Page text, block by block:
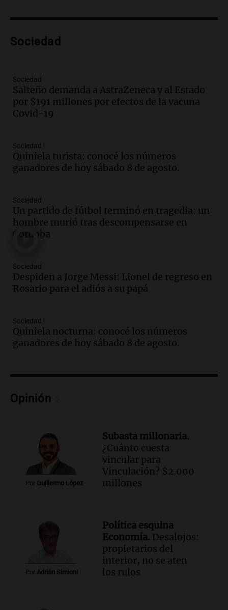
Episodios
metros del río Suquía y retiraron hasta
Episodios
Audio.La historia de la servilleta que
firmó Jorge Messi para el primer
contrato de Leo con Barcelona
Audio.Joan Gaspart: "Sin Jorge, no sé si
Messi hubiera llegado adonde llegó"
Audio.El orgullo y el sueño argentino de
Jorge Messi en una entrevista con Rony
Vargas en 2007
Audio.El abuelo de Agostina Vega, tras
las nuevas detenciones: "En esa casa
Episodios
Audio.Una nutricionista derribó el mito
del desayuno ideal: qué alimentos
Episodios
Audio.Mateo, a los 25 años, lucha
contra el tiempo: necesita un trasplante
para poder seguir viviend
Estiman que la inflación nacional
de julio será menor al 2,9% registrado
en CABA
Una mañana para todos
Episodios
Sociedad
Sociedad
Salteño demanda a AstraZeneca y al Estado
por $191 millones por efectos de la vacuna
Covid-19
Sociedad
Quiniela turista: conocé los números
ganadores de hoy sábado 8 de agosto.
Sociedad
Un partido de fútbol terminó en tragedia: un
hombre murió tras descompensarse en
Córdoba
Sociedad
Despiden a Jorge Messi: Lionel de regreso en
Rosario para el adiós a su papá
Sociedad
Quiniela nocturna: conocé los números
ganadores de hoy sábado 8 de agosto.
Opinión
Por Guillermo López
Subasta millonaria.
¿Cuánto cuesta
vincular para
Vinculación? $2.000
millones
Por Adrián Simioni
Política esquina
Economía. Desalojos:
propietarios del
interior, no se aten
los rulos